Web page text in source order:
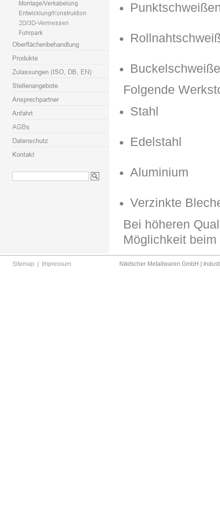
Folgende
Stahl
Edelstahl
Aluminium
Verzinkte
Bei höheren
Möglichkeit
Sitemap Impressum Nikitscher Metallwaren GmbH |